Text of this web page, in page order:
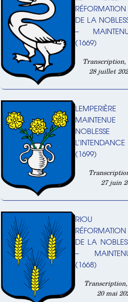
RÉFORMATION
DE LA
–
(1669)
Transcription,
28 juillet
MAINTENUE
L’INTENDANCE
(1699)
27 juin
RIOU
RÉFORMATION
DE LA
–
(1668)
20 mai